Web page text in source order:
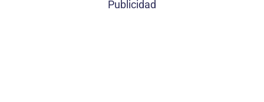
Publicidad